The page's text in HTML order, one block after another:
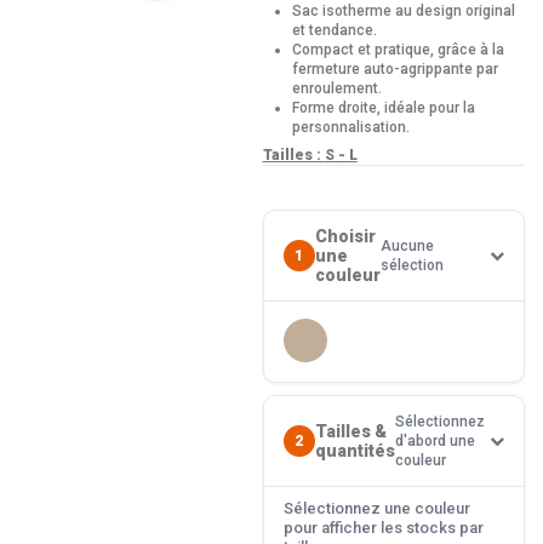
Sac isotherme au design original
et tendance.
Compact et pratique, grâce à la
fermeture auto-agrippante par
enroulement.
Forme droite, idéale pour la
personnalisation.
Tailles : S - L
1
Choisir
une
couleur
Aucune
sélection
2
Tailles &
quantités
Sélectionnez
d'abord une
couleur
Sélectionnez une couleur
pour afficher les stocks par